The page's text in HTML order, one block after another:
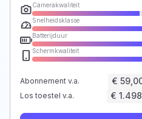
Camerakwaliteit
Snelheidsklasse
Batterijduur
Schermkwaliteit
Abonnement v.a. €
Los toestel v.a. €